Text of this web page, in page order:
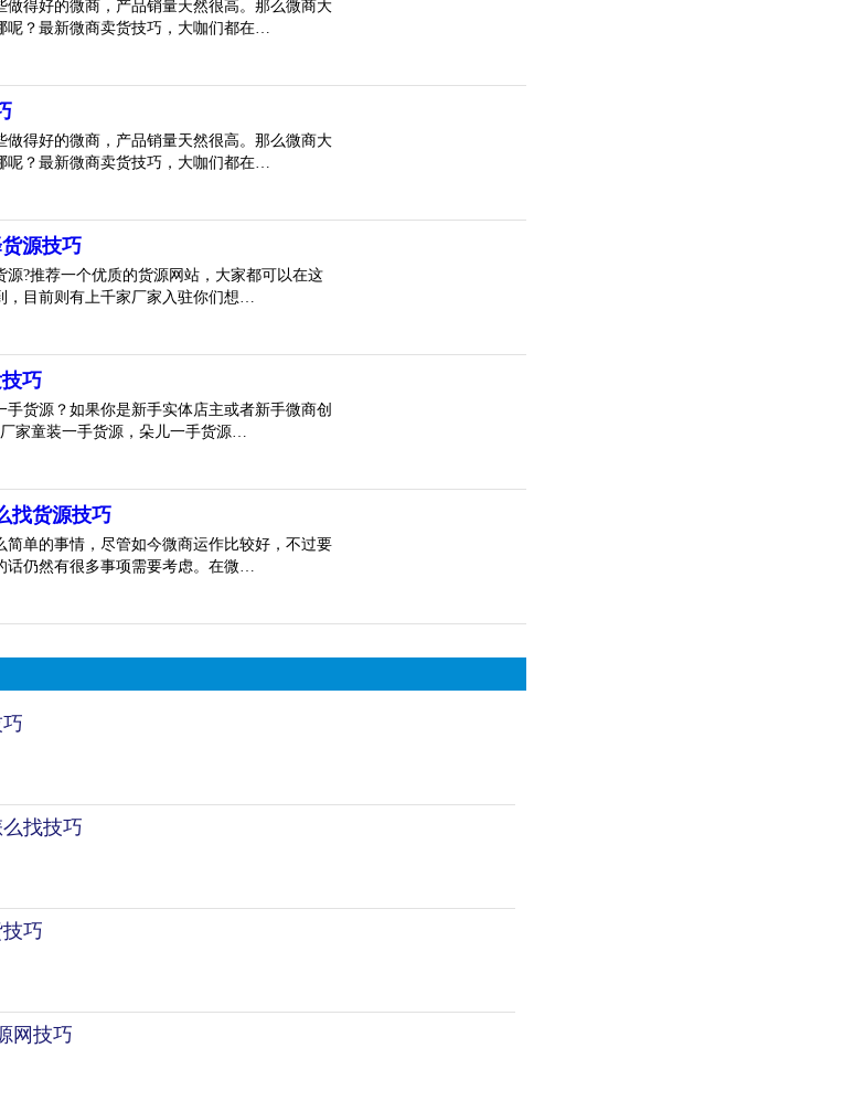
做得好的微商，产品销量天然很高。那么微商大
呢？最新微商卖货技巧，大咖们都在…
做得好的微商，产品销量天然很高。那么微商大
呢？最新微商卖货技巧，大咖们都在…
源技巧
源?推荐一个优质的货源网站，大家都可以在这
，目前则有上千家厂家入驻你们想…
巧
手货源？如果你是新手实体店主或者新手微商创
家童装一手货源，朵儿一手货源…
找货源技巧
简单的事情，尽管如今微商运作比较好，不过要
话仍然有很多事项需要考虑。在微…
找技巧
巧
网技巧